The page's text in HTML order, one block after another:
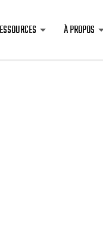
À PROPOS